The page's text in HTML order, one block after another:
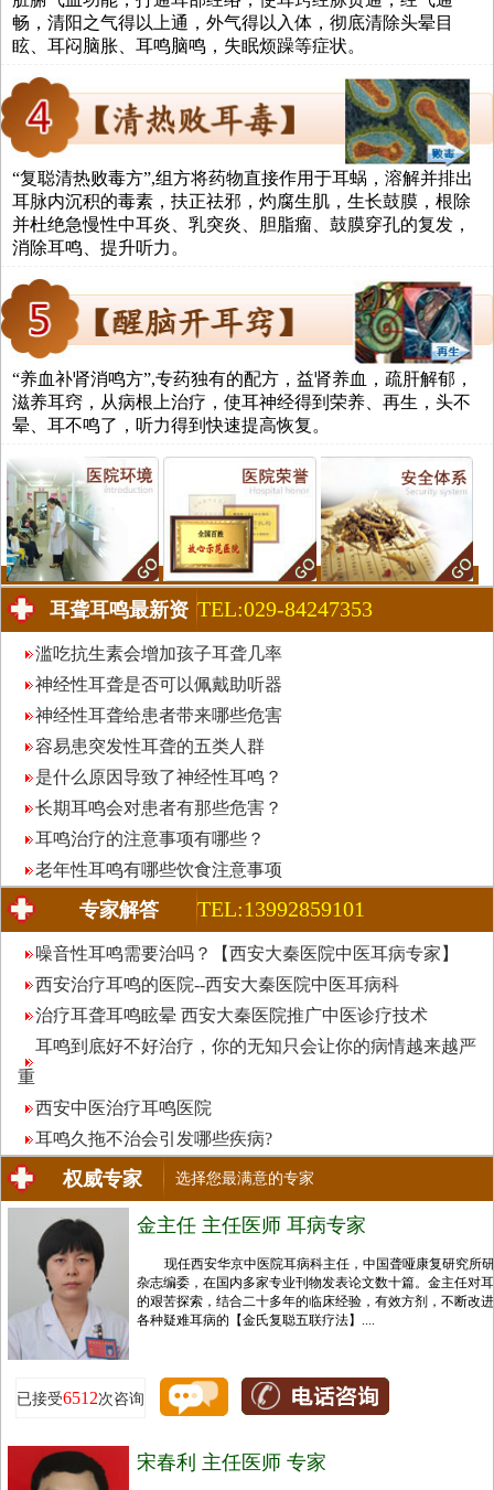
畅，清阳之气得以上通，外气得以入体，彻底清除头晕目
眩、耳闷脑胀、耳鸣脑鸣，失眠烦躁等症状。
“复聪清热败毒方”,组方将药物直接作用于耳蜗，溶解并排出
耳脉内沉积的毒素，扶正祛邪，灼腐生肌，生长鼓膜，根除
并杜绝急慢性中耳炎、乳突炎、胆脂瘤、鼓膜穿孔的复发，
消除耳鸣、提升听力。
“养血补肾消鸣方”,专药独有的配方，益肾养血，疏肝解郁，
滋养耳窍，从病根上治疗，使耳神经得到荣养、再生，头不
晕、耳不鸣了，听力得到快速提高恢复。
耳聋耳鸣最新资
讯
TEL:029-84247353
滥吃抗生素会增加孩子耳聋几率
神经性耳聋是否可以佩戴助听器
神经性耳聋给患者带来哪些危害
容易患突发性耳聋的五类人群
是什么原因导致了神经性耳鸣？
长期耳鸣会对患者有那些危害？
耳鸣治疗的注意事项有哪些？
老年性耳鸣有哪些饮食注意事项
专家解答 TEL:13992859101
噪音性耳鸣需要治吗？【西安大秦医院中医耳病专家】
西安治疗耳鸣的医院--西安大秦医院中医耳病科
治疗耳聋耳鸣眩晕 西安大秦医院推广中医诊疗技术
耳鸣到底好不好治疗，你的无知只会让你的病情越来越严
重
西安中医治疗耳鸣医院
耳鸣久拖不治会引发哪些疾病?
权威专家 选择您最满意的专家
金主任 主任医师 耳病专家
现任西安华京中医院耳病科主任，中国聋哑康复研究所
杂志编委，在国内多家专业刊物发表论文数十篇。金主任对
的艰苦探索，结合二十多年的临床经验，有效方剂，不断改
各种疑难耳病的【金氏复聪五联疗法】....
已接受6512次咨询
宋春利 主任医师 专家